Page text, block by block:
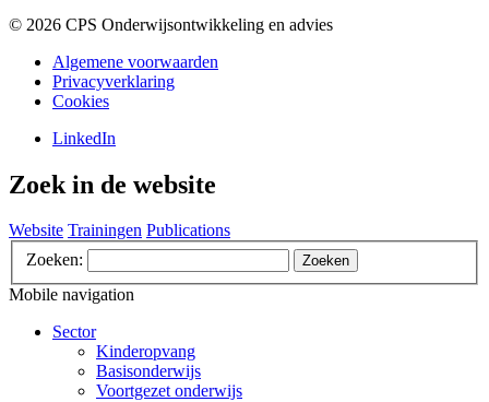
©️ 2026 CPS Onderwijsontwikkeling en advies
Algemene voorwaarden
Privacyverklaring
Cookies
LinkedIn
Zoek in de website
Website Trainingen Publications
Zoeken:
Zoeken
Mobile navigation
Sector
Kinderopvang
Basisonderwijs
Voortgezet onderwijs